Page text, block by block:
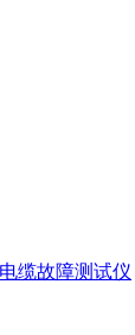
缆故障测试仪